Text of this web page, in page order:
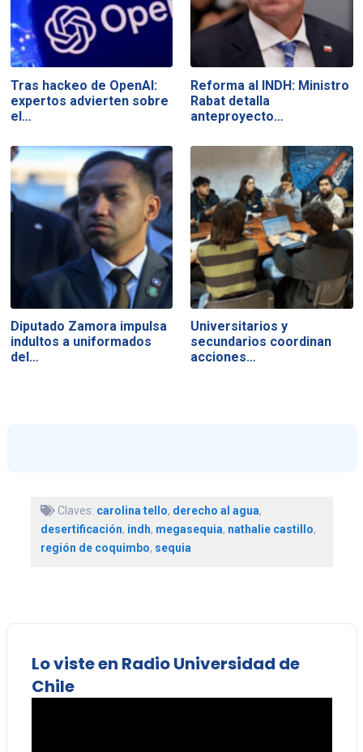
Tras hackeo de OpenAI:
expertos advierten sobre
el…
Reforma al INDH: Ministro
Rabat detalla
anteproyecto…
Diputado Zamora impulsa
indultos a uniformados
del…
Universitarios y
secundarios coordinan
acciones…
Claves: carolina tello, derecho al agua,
desertificación, indh, megasequia, nathalie castillo,
región de coquimbo, sequia
Lo viste en Radio Universidad de
Chile